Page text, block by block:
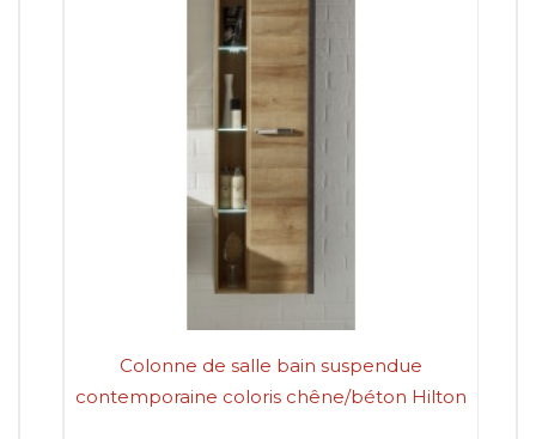
Colonne de salle bain suspendue
contemporaine coloris chêne/béton Hilton